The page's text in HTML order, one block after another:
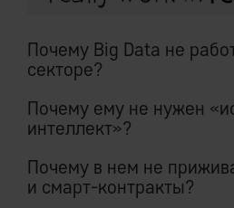
Почему Big Data не
секторе?
Почему ему не нужен
интеллект»?
Почему в нем не
и смарт-контракты?